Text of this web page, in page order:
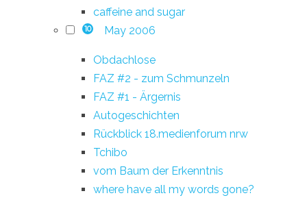
caffeine and sugar
10 May 2006
Obdachlose
FAZ #2 - zum Schmunzeln
FAZ #1 - Ärgernis
Autogeschichten
Rückblick 18.medienforum nrw
Tchibo
vom Baum der Erkenntnis
where have all my words gone?